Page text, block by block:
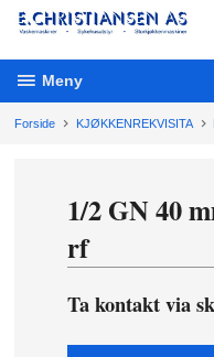
Gå
innholdet
Meny
Forside KJØKKENREKVISITA
1/2 GN 40
rf
Ta kontakt via